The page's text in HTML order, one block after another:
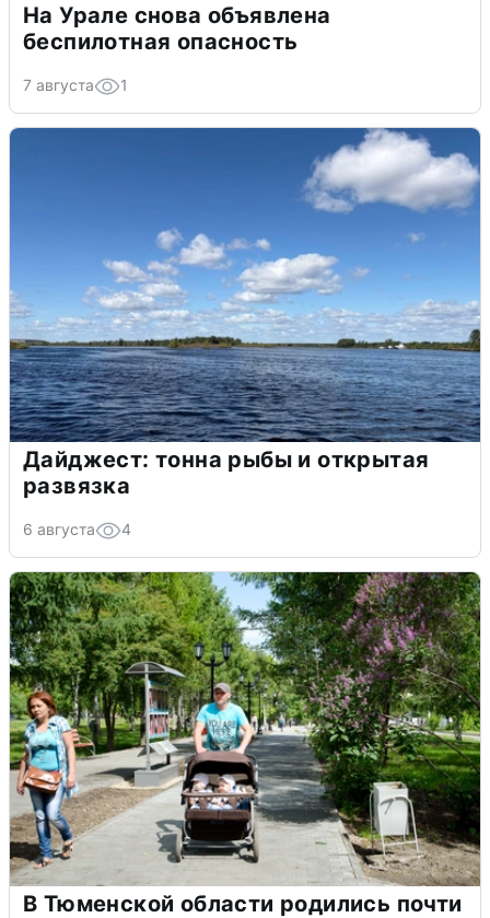
На Урале снова объявлена
беспилотная опасность
7 августа 1
Дайджест: тонна рыбы и открытая
развязка
6 августа 4
В Тюменской области родились почти